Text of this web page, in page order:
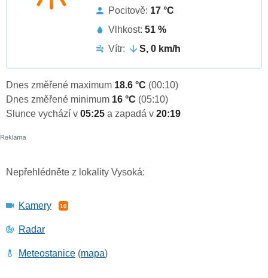
Pocitově: 17 °C
Vlhkost: 51 %
Vítr:
S, 0 km/h
Dnes změřené maximum 18.6 °C (00:10)
Dnes změřené minimum 16 °C (05:10)
Slunce vychází v 05:25 a zapadá v 20:19
Nepřehlédněte z lokality Vysoká:
Kamery 10
Radar
Meteostanice (mapa)